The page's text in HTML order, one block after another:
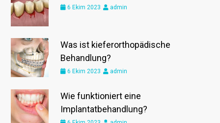
6 Ekim 2023 admin
Was ist kieferorthopädische
Behandlung?
6 Ekim 2023 admin
Wie funktioniert eine
Implantatbehandlung?